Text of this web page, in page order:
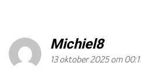
Michiel8
13 oktober 2025 om